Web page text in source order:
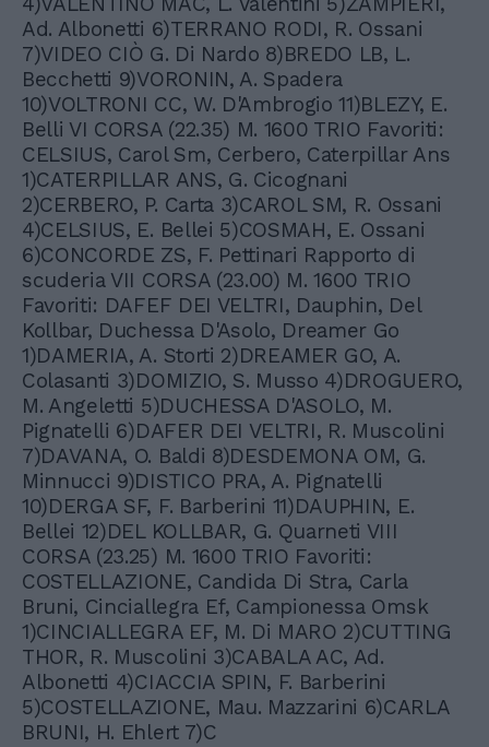
Ad. Albonetti 6)TERRANO RODI, R. Ossani
7)VIDEO CIÒ G. Di Nardo 8)BREDO LB, L.
Becchetti 9)VORONIN, A. Spadera
10)VOLTRONI CC, W. D'Ambrogio 11)BLEZY, E.
Belli VI CORSA (22.35) M. 1600 TRIO Favoriti:
CELSIUS, Carol Sm, Cerbero, Caterpillar Ans
1)CATERPILLAR ANS, G. Cicognani
2)CERBERO, P. Carta 3)CAROL SM, R. Ossani
4)CELSIUS, E. Bellei 5)COSMAH, E. Ossani
6)CONCORDE ZS, F. Pettinari Rapporto di
scuderia VII CORSA (23.00) M. 1600 TRIO
Favoriti: DAFEF DEI VELTRI, Dauphin, Del
Kollbar, Duchessa D'Asolo, Dreamer Go
1)DAMERIA, A. Storti 2)DREAMER GO, A.
Colasanti 3)DOMIZIO, S. Musso 4)DROGUERO,
M. Angeletti 5)DUCHESSA D'ASOLO, M.
Pignatelli 6)DAFER DEI VELTRI, R. Muscolini
7)DAVANA, O. Baldi 8)DESDEMONA OM, G.
Minnucci 9)DISTICO PRA, A. Pignatelli
10)DERGA SF, F. Barberini 11)DAUPHIN, E.
Bellei 12)DEL KOLLBAR, G. Quarneti VIII
CORSA (23.25) M. 1600 TRIO Favoriti:
COSTELLAZIONE, Candida Di Stra, Carla
Bruni, Cinciallegra Ef, Campionessa Omsk
1)CINCIALLEGRA EF, M. Di MARO 2)CUTTING
THOR, R. Muscolini 3)CABALA AC, Ad.
Albonetti 4)CIACCIA SPIN, F. Barberini
5)COSTELLAZIONE, Mau. Mazzarini 6)CARLA
BRUNI, H. Ehlert 7)C